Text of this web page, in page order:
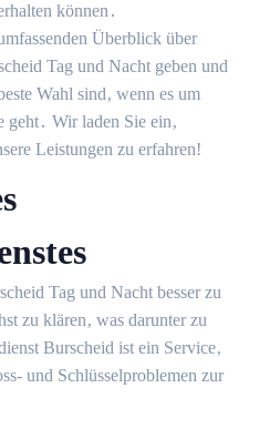
können․
Überblick über
Tag und Nacht geben und
Wahl sind‚ wenn es um
geht․ Wir laden Sie ein‚
Leistungen zu erfahren!​
Tag und Nacht besser zu
zu klären‚ was darunter zu
Burscheid ist ein Service‚
und Schlüsselproblemen zur